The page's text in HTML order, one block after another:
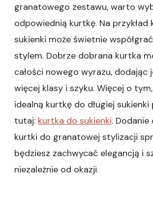
granatowego zestawu, warto
odpowiednią kurtkę. Na przykład
sukienki może świetnie
stylem. Dobrze dobrana kurtka
całości nowego wyrazu, dodając
więcej klasy i szyku. Więcej o
idealną kurtkę do długiej
tutaj: kurtka do sukienki.
kurtki do granatowej stylizacji
będziesz zachwycać elegancją i
niezależnie od okazji.